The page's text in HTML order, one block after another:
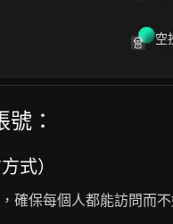
空
據準確性和管理成本。
：
式）
確保每個人都能訪問而不